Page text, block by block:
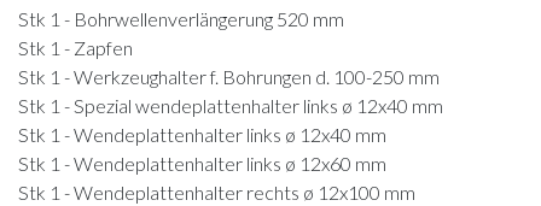
Stk 1 - Bohrwellenverlängerung 520 mm
Stk 1 - Zapfen
Stk 1 - Werkzeughalter f. Bohrungen d. 100-250 mm
Stk 1 - Spezial wendeplattenhalter links ø 12x40 mm
Stk 1 - Wendeplattenhalter links ø 12x40 mm
Stk 1 - Wendeplattenhalter links ø 12x60 mm
Stk 1 - Wendeplattenhalter rechts ø 12x100 mm